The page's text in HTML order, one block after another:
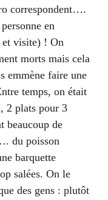
correspondent….
en
et visite) ! On
morts mais cela
emmène faire une
temps, on était
2 plats pour 3
beaucoup de
du poisson
barquette
salées. On le
des gens : plutôt